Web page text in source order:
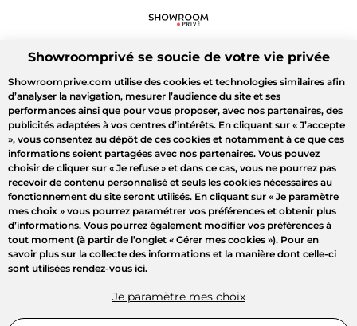
Showroomprivé se soucie de votre vie privée
Showroomprive.com utilise des cookies et technologies similaires afin
d’analyser la navigation, mesurer l’audience du site et ses
performances ainsi que pour vous proposer, avec nos partenaires, des
publicités adaptées à vos centres d’intérêts. En cliquant sur « J’accepte
», vous consentez au dépôt de ces cookies et notamment à ce que ces
informations soient partagées avec nos partenaires. Vous pouvez
choisir de cliquer sur « Je refuse » et dans ce cas, vous ne pourrez pas
recevoir de contenu personnalisé et seuls les cookies nécessaires au
fonctionnement du site seront utilisés. En cliquant sur « Je paramètre
mes choix » vous pourrez paramétrer vos préférences et obtenir plus
d’informations. Vous pourrez également modifier vos préférences à
tout moment (à partir de l’onglet « Gérer mes cookies »). Pour en
savoir plus sur la collecte des informations et la manière dont celle-ci
sont utilisées rendez-vous ici.
Je paramètre mes choix